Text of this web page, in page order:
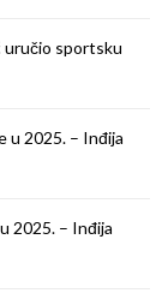
uručio sportsku
u 2025. – Inđija
2025. – Inđija